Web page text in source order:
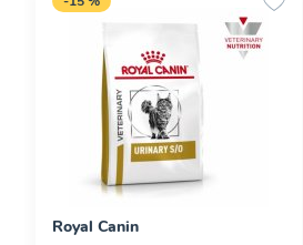
Royal Canin